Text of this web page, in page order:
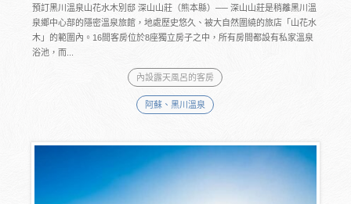
預訂黑川溫泉山花水木別邸 深山山莊（熊本縣）── 深山山莊是稍離黑川溫
泉鄉中心部的隱密溫泉旅館，地處歷史悠久、被大自然圍繞的旅店「山花水
木」的範圍內。16間客房位於8座獨立房子之中，所有房間都設有私家溫泉
浴池，而...
內設露天風呂的客房
阿蘇、黑川溫泉